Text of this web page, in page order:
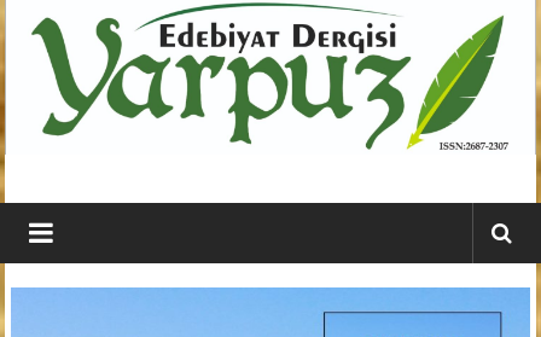
geç
YARPUZ
Edebiyat
Dergisi